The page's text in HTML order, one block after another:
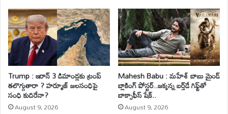
Trump : ఇరాన్ 3 డిమాండ్లకు ట్రంప్
తలొగ్గుతారా ? హర్మూజ్ జలసంధిపై
సంధి కుదిరేనా?
August 9, 2026
Mahesh Babu : మహేశ్‌ బాబు మైండ్
బ్లాకింగ్ పోస్టర్..జక్కన్న బర్త్‌డే గిఫ్ట్‌తో
బాక్సాఫీస్ షేక్..
August 9, 2026